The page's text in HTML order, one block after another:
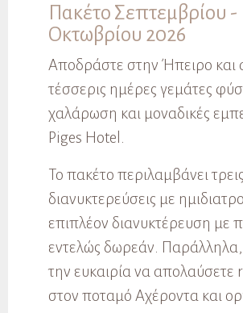
Πακέτο Σεπτεμβρίου -
Οκτωβρίου 2026
Αποδράστε στην Ήπειρο και
τέσσερις ημέρες γεμάτες
χαλάρωση και μοναδικές
Piges Hotel.
Το πακέτο περιλαμβάνει τρεις
διανυκτερεύσεις με
επιπλέον διανυκτέρευση με
εντελώς δωρεάν. Παράλληλα,
την ευκαιρία να απολαύσετε
στον ποταμό Αχέροντα και